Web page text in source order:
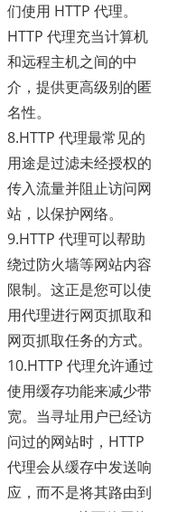
们使用 HTTP 代理。
HTTP 代理充当计算机
和远程主机之间的中
介，提供更高级别的匿
名性。
8.HTTP 代理最常见的
用途是过滤未经授权的
传入流量并阻止访问网
站，以保护网络。
9.HTTP 代理可以帮助
绕过防火墙等网站内容
限制。这正是您可以使
用代理进行网页抓取和
网页抓取任务的方式。
10.HTTP 代理允许通过
使用缓存功能来减少带
宽。当寻址用户已经访
问过的网站时，HTTP
代理会从缓存中发送响
应，而不是将其路由到